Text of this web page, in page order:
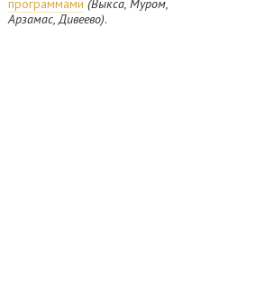
программами (Выкса, Муром,
Арзамас, Дивеево).